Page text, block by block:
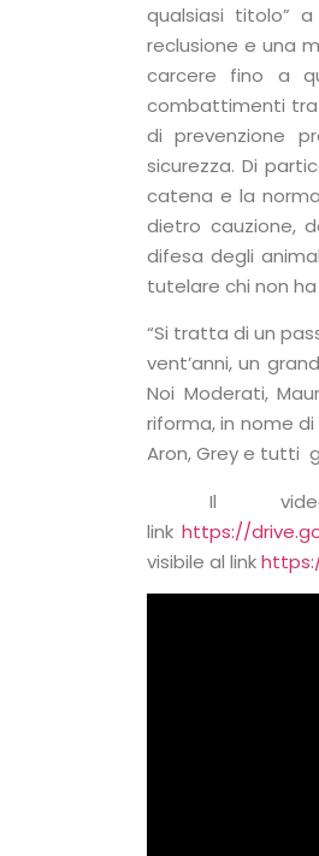
qualsiasi titolo”
reclusione e una
carcere fino a
combattimenti tra
di prevenzione
sicurezza. Di
catena e la
dietro cauzione,
difesa degli
tutelare chi non ha
“Si tratta di un
vent’anni, un
Noi Moderati,
riforma, in nome
Aron, Grey e tutti
Il video
link https://
visibile al link